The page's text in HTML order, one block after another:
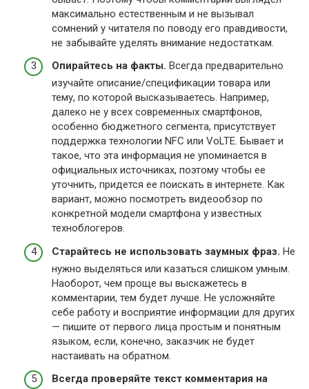
максимально естественным и не вызывал
сомнений у читателя по поводу его правдивости,
не забывайте уделять внимание недостаткам.
Опирайтесь на факты. Всегда предварительно
изучайте описание/спецификации товара или
тему, по которой высказываетесь. Например,
далеко не у всех современных смартфонов,
особенно бюджетного сегмента, присутствует
поддержка технологии NFC или VoLTE. Бывает и
такое, что эта информация не упоминается в
официальных источниках, поэтому чтобы ее
уточнить, придется ее поискать в интернете. Как
вариант, можно посмотреть видеообзор по
конкретной модели смартфона у известных
техноблогеров.
Старайтесь не использовать заумных фраз. Не
нужно выделяться или казаться слишком умным.
Наоборот, чем проще вы выскажетесь в
комментарии, тем будет лучше. Не усложняйте
себе работу и восприятие информации для других
— пишите от первого лица простым и понятным
языком, если, конечно, заказчик не будет
настаивать на обратном.
Всегда проверяйте текст комментария на